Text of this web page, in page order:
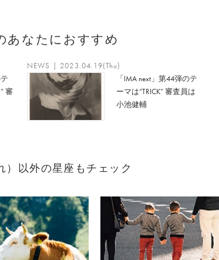
あなたにおすすめ
審
NEWS | 2023.04.19(Thu)
「IMA next」第44弾のテ
ーマは“TRICK” 審査員は
小池健輔
以外の星座もチェック